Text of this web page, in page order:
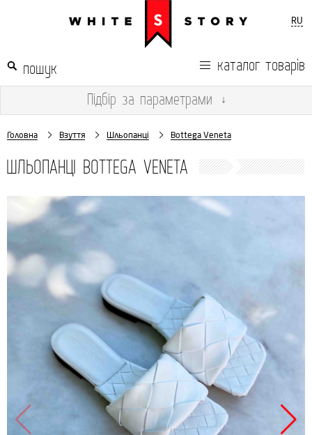
RU
каталог товарів
Підбір за параметрами ↓
Головна Взуття Шльопанці Bottega Veneta
ШЛЬОПАНЦІ BOTTEGA VENETA
Продано